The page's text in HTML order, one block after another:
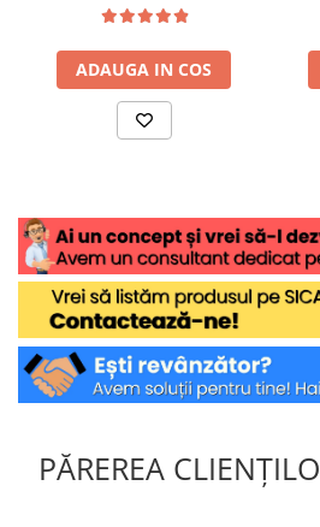
ADAUGA IN COS
PĂREREA